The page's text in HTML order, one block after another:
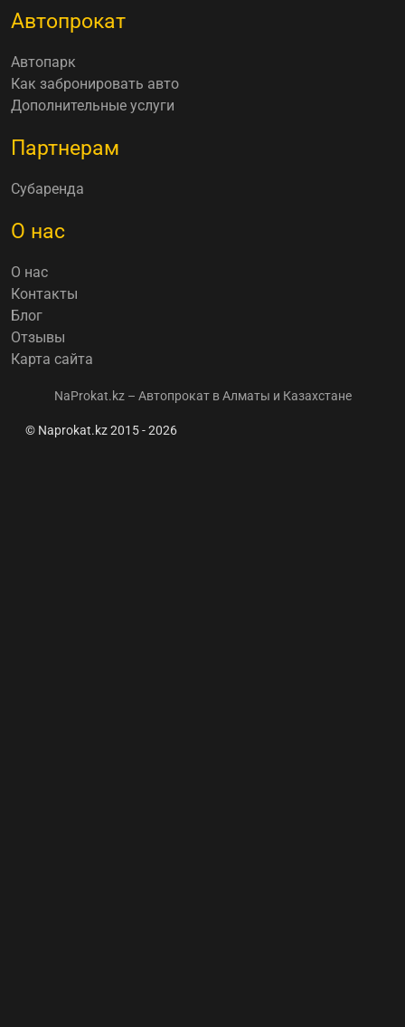
Автопрокат
Автопарк
Как забронировать авто
Дополнительные услуги
Партнерам
Субаренда
О нас
О нас
Контакты
Блог
Отзывы
Карта сайта
NaProkat.kz – Автопрокат в Алматы и Казахстане
© Naprokat.kz 2015 - 2026